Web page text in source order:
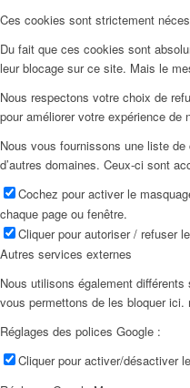
Ces cookies sont strictement
Du fait que ces cookies sont
leur blocage sur ce site. Mais le
Nous respectons votre choix de
pour améliorer votre expérience
Nous vous fournissons une liste
d’autres domaines. Ceux-ci sont
Cochez pour activer le
chaque page ou fenêtre.
Cliquer pour autoriser / refuser
Autres services externes
Nous utilisons également
vous permettons de les bloquer
Réglages des polices Google :
Cliquer pour activer/désactiver